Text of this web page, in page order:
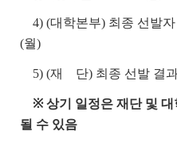
4) (대학본부) 최종 선발자
(월)
5) (재 단) 최종 선발 결과
※ 상기 일정은 재단 및 대
될 수 있음